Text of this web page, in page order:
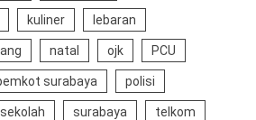
kuliner lebaran
natal ojk PCU
surabaya polisi
sekolah surabaya telkom